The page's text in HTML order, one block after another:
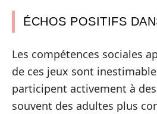
ÉCHOS POSITIFS
Les compétences sociales
de ces jeux sont
participent activement à
souvent des adultes plus